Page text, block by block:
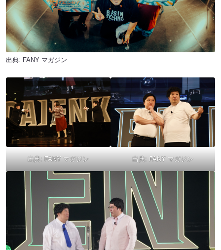
出典: FANY マガジン
出典: FANY マガジン 出典: FANY マガジン